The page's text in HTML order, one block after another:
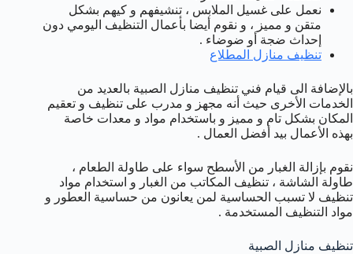
نعمل على غسيل الملابس ، تنشيفهم و كيهم بشكل
متقن و مميز ، و نقوم أيضا بأعمال التنظيف اليومي دون
إحداث ضجة أو ضوضاء .
تنظيف منازل المطلاع
بالإضافة الى قيام فني تنظيف منازل الصبية بالعديد من
الخدمات الأخرى حيث أنه مجهز و مدرب على تنظيف و تعقيم
المكان بشكل تام و مميز و باستخدام مواد و معدات خاصة
بهذه الأعمال بيد أفضل العمال .
نقوم بإزالة الغبار من الأسطح سواء على طاولة الطعام ،
طاولة الشاشة ، تنظيف المكاتب من الغبار و استخدام مواد
تنظيف لا تسبب الحساسية لمن يعانون من حساسية العطور و
مواد التنظيف المستخدمة .
تنظيف منازل الصبية